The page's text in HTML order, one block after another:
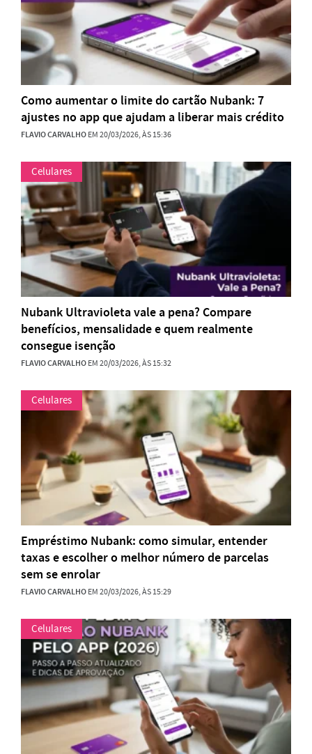
Como aumentar o limite do cartão Nubank: 7
ajustes no app que ajudam a liberar mais crédito
FLAVIO CARVALHOEM 20/03/2026, ÀS 15:36
Celulares
Nubank Ultravioleta vale a pena? Compare
benefícios, mensalidade e quem realmente
consegue isenção
FLAVIO CARVALHOEM 20/03/2026, ÀS 15:32
Celulares
Empréstimo Nubank: como simular, entender
taxas e escolher o melhor número de parcelas
sem se enrolar
FLAVIO CARVALHOEM 20/03/2026, ÀS 15:29
Celulares